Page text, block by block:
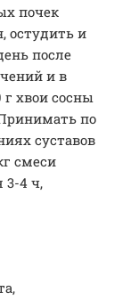
почек
остудить и
после
и в
хвои сосны
по
суставов
смеси
3-4 ч,